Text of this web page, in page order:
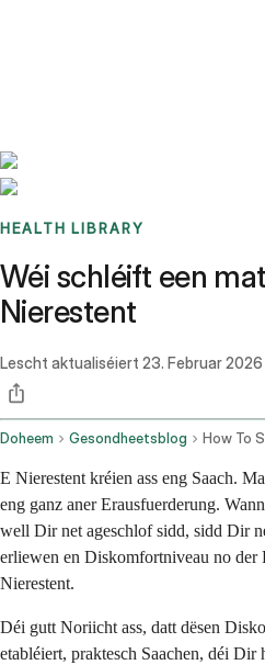
HEALTH LIBRARY
Wéi schléift een
Nierestent
Lescht aktualiséiert 23. Februar 2026
Doheem Gesondheetsblog
E Nierestent kréien ass eng Saach.
eng ganz aner Erausfuerderung.
well Dir net ageschlof sidd, sidd Dir
erliewen en Diskomfortniveau no der
Nierestent.
Déi gutt Noriicht ass, datt dësen
etabléiert, praktesch Saachen, déi